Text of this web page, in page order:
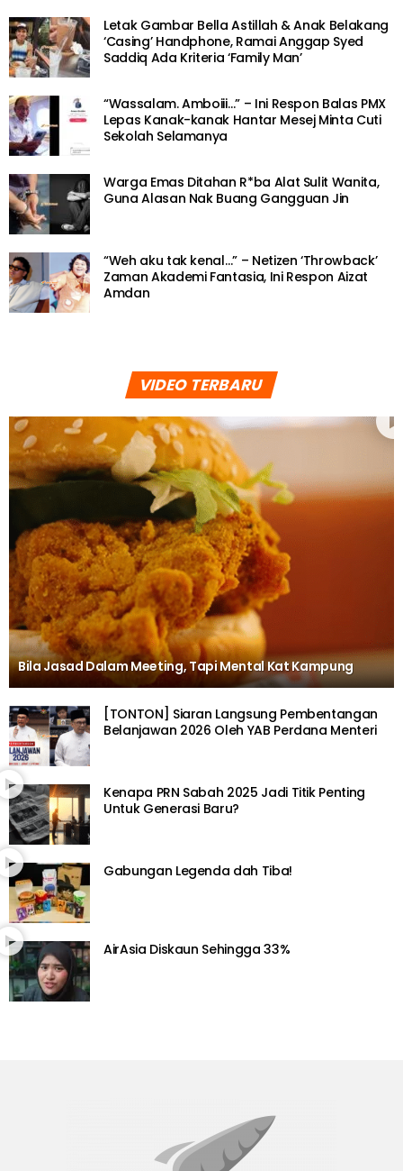
Letak Gambar Bella Astillah & Anak Belakang
‘Casing’ Handphone, Ramai Anggap Syed
Saddiq Ada Kriteria ‘Family Man’
“Wassalam. Amboiii…” – Ini Respon Balas PMX
Lepas Kanak-kanak Hantar Mesej Minta Cuti
Sekolah Selamanya
Warga Emas Ditahan R*ba Alat Sulit Wanita,
Guna Alasan Nak Buang Gangguan Jin
“Weh aku tak kenal…” – Netizen ‘Throwback’
Zaman Akademi Fantasia, Ini Respon Aizat
Amdan
VIDEO TERBARU
Bila Jasad Dalam Meeting, Tapi Mental Kat Kampung
[TONTON] Siaran Langsung Pembentangan
Belanjawan 2026 Oleh YAB Perdana Menteri
Kenapa PRN Sabah 2025 Jadi Titik Penting
Untuk Generasi Baru?
Gabungan Legenda dah Tiba!
AirAsia Diskaun Sehingga 33%